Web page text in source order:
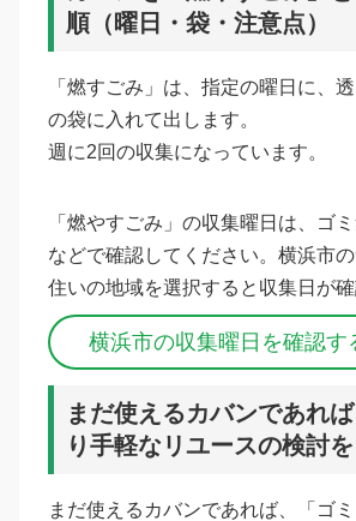
順（曜日・袋・注意点）
「燃すごみ」は、指定の曜日に、
の袋に入れて出します。
週に2回の収集になっています。
「燃やすごみ」の収集曜日は、ゴ
などで確認してください。横浜市
住いの地域を選択すると収集日が確
横浜市の収集曜日を確認す
まだ使えるカバンであれ
り手軽なリユースの検討を
まだ使えるカバンであれば、「ゴ